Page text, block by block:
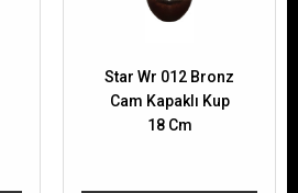
Star Wr 012 Bronz
Cam Kapaklı Kup
18 Cm